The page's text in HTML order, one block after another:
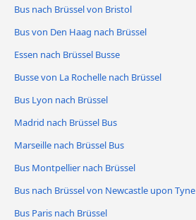
Bus nach Brüssel von Bristol
Bus von Den Haag nach Brüssel
Essen nach Brüssel Busse
Busse von La Rochelle nach Brüssel
Bus Lyon nach Brüssel
Madrid nach Brüssel Bus
Marseille nach Brüssel Bus
Bus Montpellier nach Brüssel
Bus nach Brüssel von Newcastle upon Tyne
Bus Paris nach Brüssel